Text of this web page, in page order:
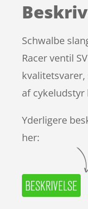
Schwalbe
Racer ventil
af cykeludstyr
Yderligere
her: